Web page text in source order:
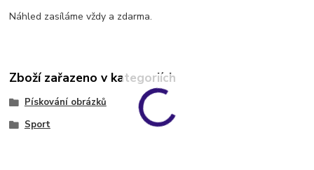
Náhled zasíláme vždy a zdarma.
Zboží zařazeno v kategoriích
Pískování obrázků
Sport